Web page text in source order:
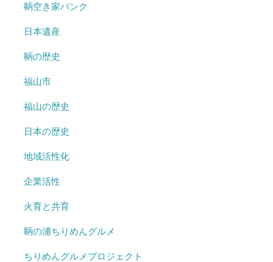
鞆空き家バンク
日本遺産
鞆の歴史
福山市
福山の歴史
日本の歴史
地域活性化
企業活性
火育と共育
鞆の浦ちりめんグルメ
ちりめんグルメプロジェクト